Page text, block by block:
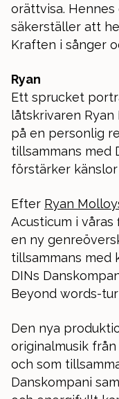
orättvisa.
säkerställer att
Kraften i sånger
Ryan
Ett sprucket
låtskrivaren
på en personlig
tillsammans med
förstärker
Efter Ryan
Acusticum i
en ny
tillsammans med
DINs
Beyond words-
Den nya
originalmusik
och som
Danskompani